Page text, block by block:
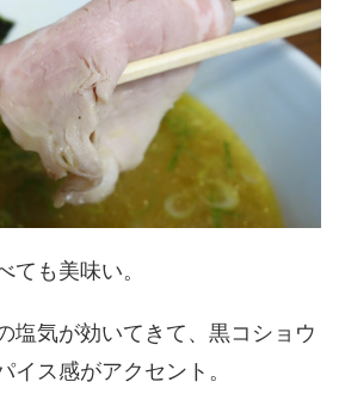
ても美味い。
塩気が効いてきて、黒コショウ
イス感がアクセント。